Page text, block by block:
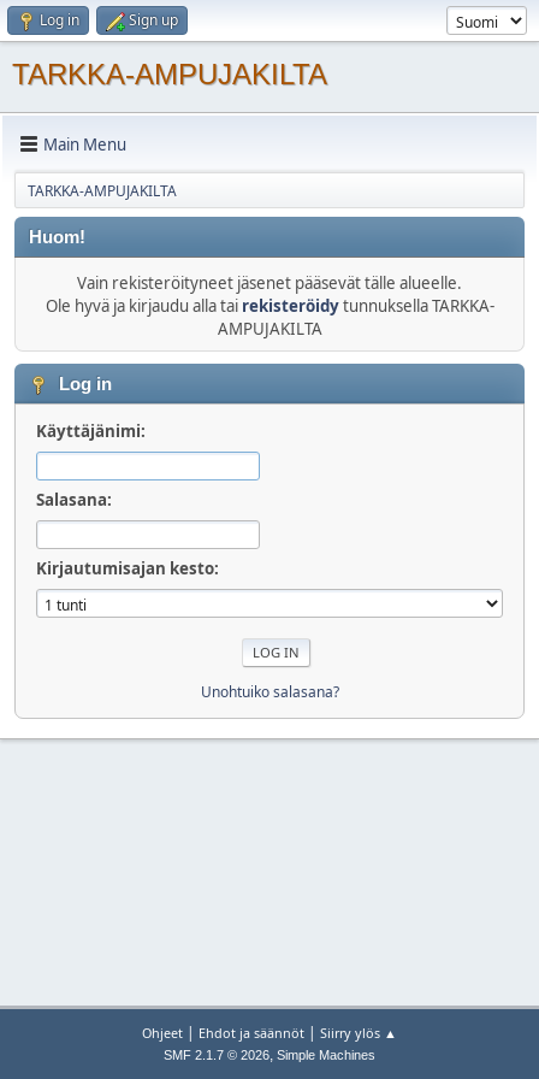
Log in Sign up
TARKKA-AMPUJAKILTA
Main Menu
TARKKA-AMPUJAKILTA
Huom!
Vain rekisteröityneet jäsenet pääsevät tälle alueelle.
Ole hyvä ja kirjaudu alla tai rekisteröidytunnuksella TARKKA-
AMPUJAKILTA
Log in
Käyttäjänimi:
Salasana:
Kirjautumisajan kesto:
Unohtuiko salasana?
Ohjeet | Ehdot ja säännöt | Siirry ylös ▲
SMF 2.1.7 © 2026, Simple Machines